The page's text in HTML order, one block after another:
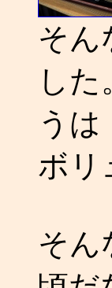
そん
した
う
ボリ
そん